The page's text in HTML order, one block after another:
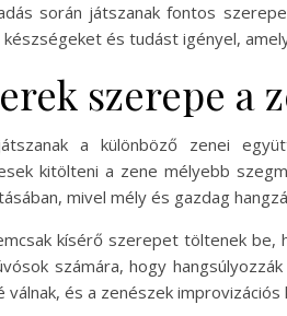
során játszanak fontos
és tudást igényel,
szerepe a
a különböző zenei
kitölteni a zene mélyebb
mivel mély és gazdag
kísérő szerepet töltenek
számára, hogy
és a zenészek